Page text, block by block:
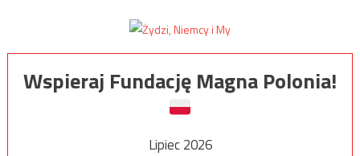
Wspieraj Fundację Magna Polonia!
Lipiec 2026